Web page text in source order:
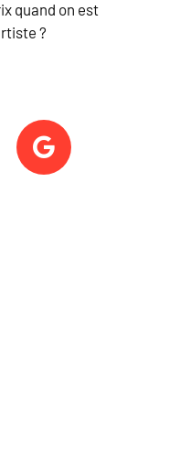
quand on est
?